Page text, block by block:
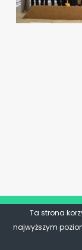
Ta strona
najwyższym